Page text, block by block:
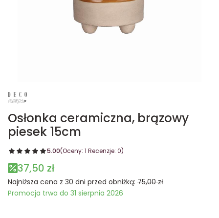
Osłonka ceramiczna, brązowy
piesek 15cm
5.00(Oceny: 1 Recenzje: 0)
37,50 zł
Najniższa cena z 30 dni przed obniżką: 75,00 zł
Promocja trwa do 31 sierpnia 2026